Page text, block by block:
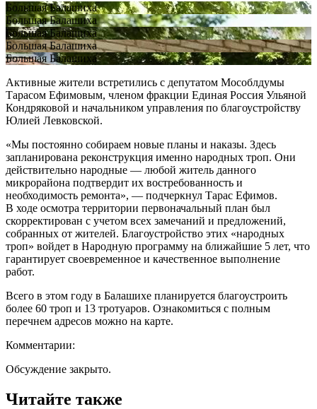
Большая Балашиха
Большая Балашиха
Большая Балашиха
Большая Балашиха
Большая Балашиха
Активные жители встретились с депутатом Мособлдумы
Тарасом Ефимовым, членом фракции Единая Россия Ульяной
Кондряковой и начальником управления по благоустройству
Юлией Левковской.
«Мы постоянно собираем новые планы и наказы. Здесь
запланирована реконструкция именно народных троп. Они
действительно народные — любой житель данного
микрорайона подтвердит их востребованность и
необходимость ремонта», — подчеркнул Тарас Ефимов.
В ходе осмотра территории первоначальный план был
скорректирован с учетом всех замечаний и предложений,
собранных от жителей. Благоустройство этих «народных
троп» войдет в Народную программу на ближайшие 5 лет, что
гарантирует своевременное и качественное выполнение
работ.
Всего в этом году в Балашихе планируется благоустроить
более 60 троп и 13 тротуаров. Ознакомиться с полным
перечнем адресов можно на карте.
Комментарии:
Обсуждение закрыто.
Читайте также